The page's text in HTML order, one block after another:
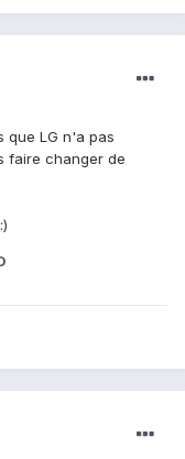
que LG n'a pas
faire changer de